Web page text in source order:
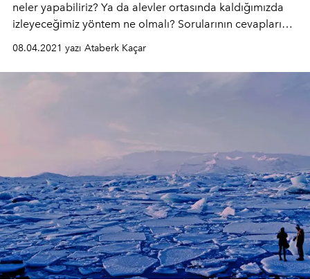
neler yapabiliriz? Ya da alevler ortasında kaldığımızda
izleyeceğimiz yöntem ne olmalı? Sorularının cevapları
08.04.2021 yazı Ataberk Kaçar